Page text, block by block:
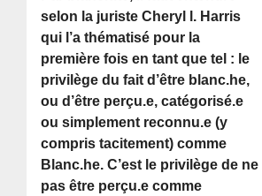
selon la juriste Cheryl l. Harris
qui l’a thématisé pour la
première fois en tant que tel : le
privilège du fait d’être blanc.he,
ou d’être perçu.e, catégorisé.e
ou simplement reconnu.e (y
compris tacitement) comme
Blanc.he. C’est le privilège de ne
pas être perçu.e comme